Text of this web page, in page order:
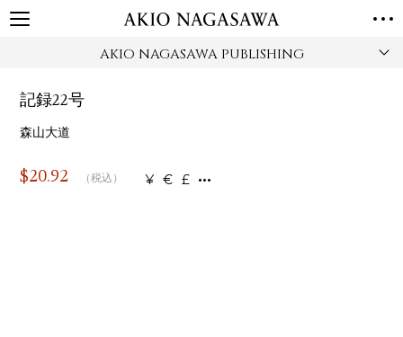
AKIO NAGASAWA PUBLISHING
記録22号
森山大道
$20.92 （税込） ¥ € £
TOP
GINZA AOYAMA